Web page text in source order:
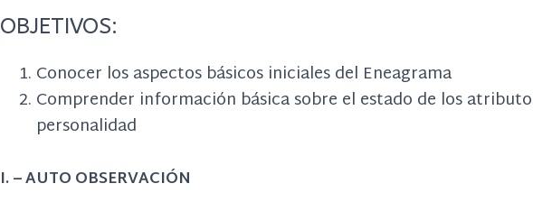
OBJETIVOS:
Conocer los aspectos básicos iniciales del Eneagrama
Comprender información básica sobre el estado de los
personalidad
I. –AUTO OBSERVACIÓN